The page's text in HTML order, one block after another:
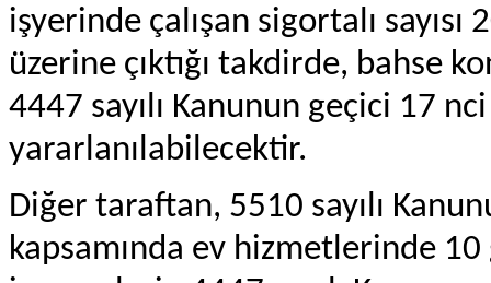
işyerinde çalışan sigortalı sayısı
üzerine çıktığı takdirde, bahse
4447 sayılı Kanunun geçici 17
yararlanılabilecektir.
Diğer taraftan, 5510 sayılı
kapsamında ev hizmetlerinde 10